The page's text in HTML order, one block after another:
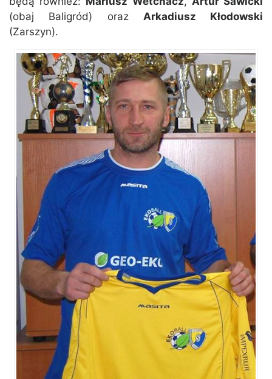
(obaj Baligród) oraz Arkadiusz Kłodowski
(Zarszyn).